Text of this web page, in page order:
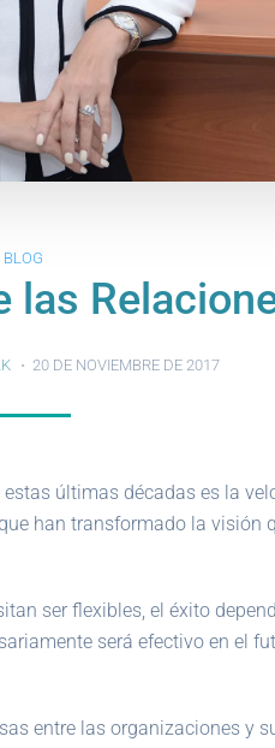
BLOG
las
20 DE NOVIEMBRE DE 2017
últimas décadas es la
han transformado la visión
ser flexibles, el éxito
será efectivo en el
entre las organizaciones y